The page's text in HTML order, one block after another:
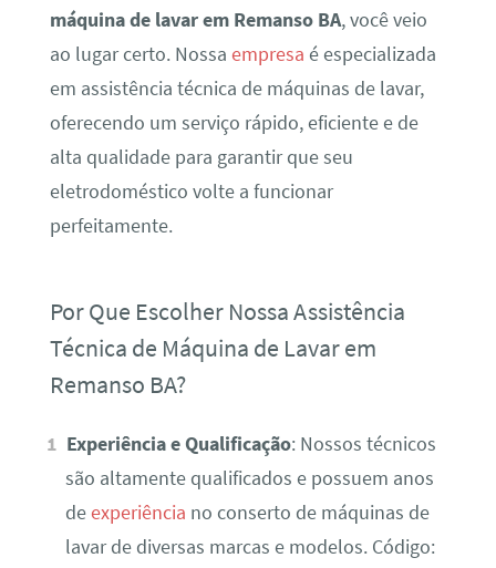
máquina de lavar em Remanso BA, você veio
ao lugar certo. Nossa empresa é especializada
em assistência técnica de máquinas de lavar,
oferecendo um serviço rápido, eficiente e de
alta qualidade para garantir que seu
eletrodoméstico volte a funcionar
perfeitamente.
Por Que Escolher Nossa Assistência
Técnica de Máquina de Lavar em
Remanso BA?
Experiência e Qualificação: Nossos técnicos
são altamente qualificados e possuem anos
deexperiência no conserto de máquinas de
lavar de diversas marcas e modelos. Código: